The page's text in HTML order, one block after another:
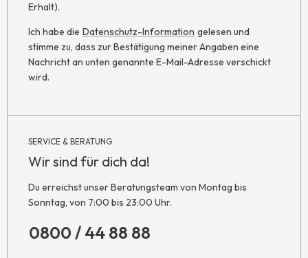
Erhalt).
Ich habe die Datenschutz-Information gelesen und
stimme zu, dass zur Bestätigung meiner Angaben eine
Nachricht an unten genannte E-Mail-Adresse verschickt
wird.
SERVICE & BERATUNG
Wir sind für dich da!
Du erreichst unser Beratungsteam von Montag bis
Sonntag, von 7:00 bis 23:00 Uhr.
0800 / 44 88 88